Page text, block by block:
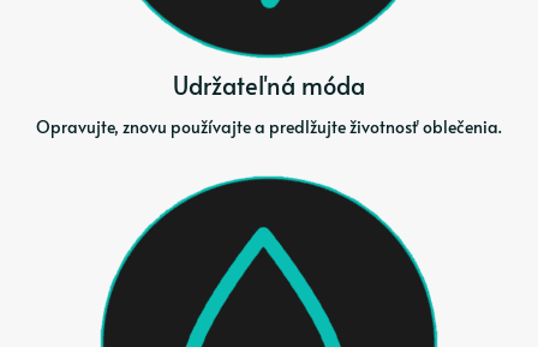
Udržateľná móda
Opravujte, znovu používajte a predlžujte životnosť oblečenia.